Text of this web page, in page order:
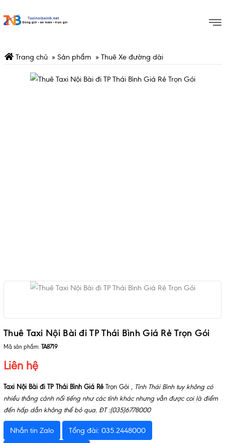
Trang chủ » Sản phẩm » Thuê Xe đường dài
Thuê Taxi Nội Bài đi TP Thái Bình Giá Rẻ Trọn Gói
Mã sản phẩm: TA8719
Liên hệ
Taxi Nội Bài đi TP Thái Bình Giá Rẻ Trọn Gói , Tỉnh Thái Bình tuy không có
nhiều thắng cảnh nổi tiếng như các tỉnh khác nhưng vẫn được coi là điểm
đến hấp dẫn không thể bỏ qua. ĐT :(035)6778000
Nhắn tin Zalo Tổng đài: 035.2448000